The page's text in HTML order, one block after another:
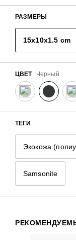
РАЗМЕРЫ
15x10x1.5 cm
ЦВЕТ Черный
ТЕГИ
Экокожа
Samsonite
ТЕХНИЧЕСКИЕ
Экокожа
Для женщин
Бренд
Samsonite